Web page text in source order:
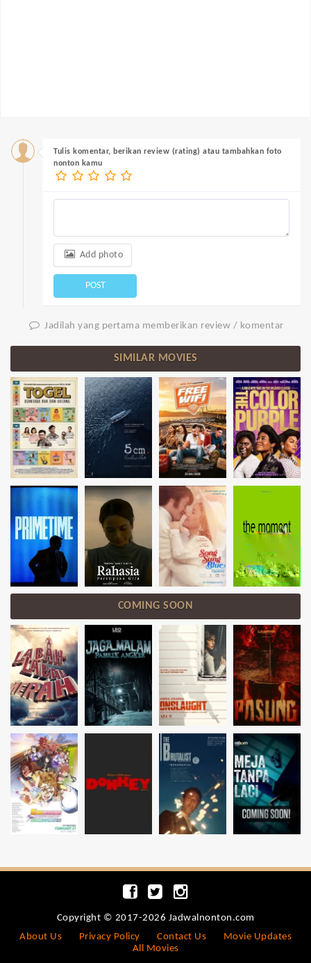
Tulis komentar, berikan review (rating) atau tambahkan foto
nonton kamu
Add photo
POST
Jadilah yang pertama memberikan review / komentar
SIMILAR MOVIES
COMING SOON
Copyright © 2017-2026 Jadwalnonton.com
About Us
Privacy Policy Contact Us
Movie Updates
All Movies